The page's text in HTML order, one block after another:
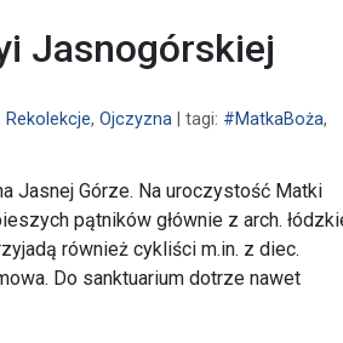
Jasnogórskiej
Rekolekcje, Ojczyzna| tagi: #MatkaBoża,
na Facebooku
Jasnej Górze. Na uroczystość Matki
pątników głównie z arch.
również cykliści m.in. z diec.
Do sanktuarium dotrze nawet